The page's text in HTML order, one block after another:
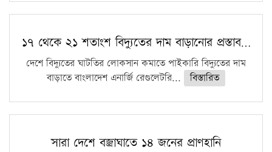
১৭ থেকে ২১ শতাংশ বিদ্যুতের দাম বাড়ানোর প্রস্তাব…
দেশে বিদ্যুতের ঘাটতির লোকসান কমাতে পাইকারি বিদ্যুতের দাম
বাড়াতে বাংলাদেশ এনার্জি রেগুলেটরি...
বিস্তারিত
সারা দেশে বজ্রাঘাতে ১৪ জনের প্রাণহানি